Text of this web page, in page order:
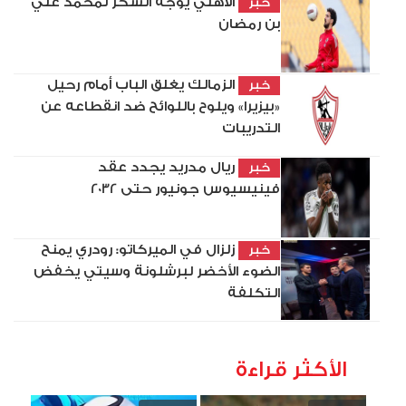
بن رمضان
خبر
الزمالك يغلق الباب أمام رحيل
«بيزيرا» ويلوح باللوائح ضد انقطاعه عن
التدريبات
خبر
ريال مدريد يجدد عقد
فينيسيوس جونيور حتى 2032
خبر
زلزال في الميركاتو: رودري يمنح
الضوء الأخضر لبرشلونة وسيتي يخفض
التكلفة
الأكثر قراءة